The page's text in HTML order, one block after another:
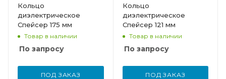
Кольцо
диэлектрическое
Спейсер 175 мм
Товар в наличии
По запросу
ПОД ЗАКАЗ
Кольцо
диэлектрическое
Спейсер 121 мм
Товар в наличии
По запросу
ПОД ЗАКАЗ